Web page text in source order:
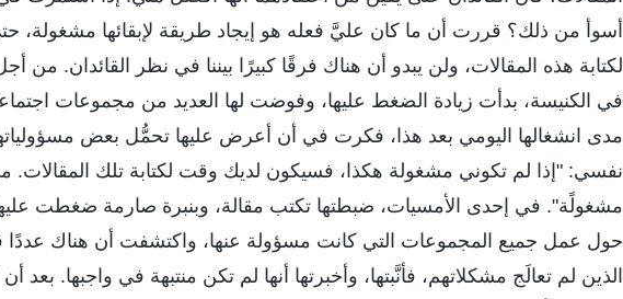
أسوأ من ذلك؟ قررت أن ما كان عليَّ فعله هو إيجاد طريقة لإبقائها مشغولة،
لكتابة هذه المقالات، ولن يبدو أن هناك فرقًا كبيرًا بيننا في نظر القائدان. من
في الكنيسة، بدأت زيادة الضغط عليها، وفوضت لها العديد من مجموعات
مدى انشغالها اليومي بعد هذا، فكرت في أن أعرض عليها تحمُّل بعض
نفسي: "إذا لم تكوني مشغولة هكذا، فسيكون لديك وقت لكتابة تلك المقالات.
مشغولًة". في إحدى الأمسيات، ضبطتها تكتب مقالة، وبنبرة صارمة ضغطت
حول عمل جميع المجموعات التي كانت مسؤولة عنها، واكتشفت أن هناك عددًا
الذين لم تعالَج مشكلاتهم، فأنَّبتها، وأخبرتها أنها لم تكن منتبهة في واجبها. بعد